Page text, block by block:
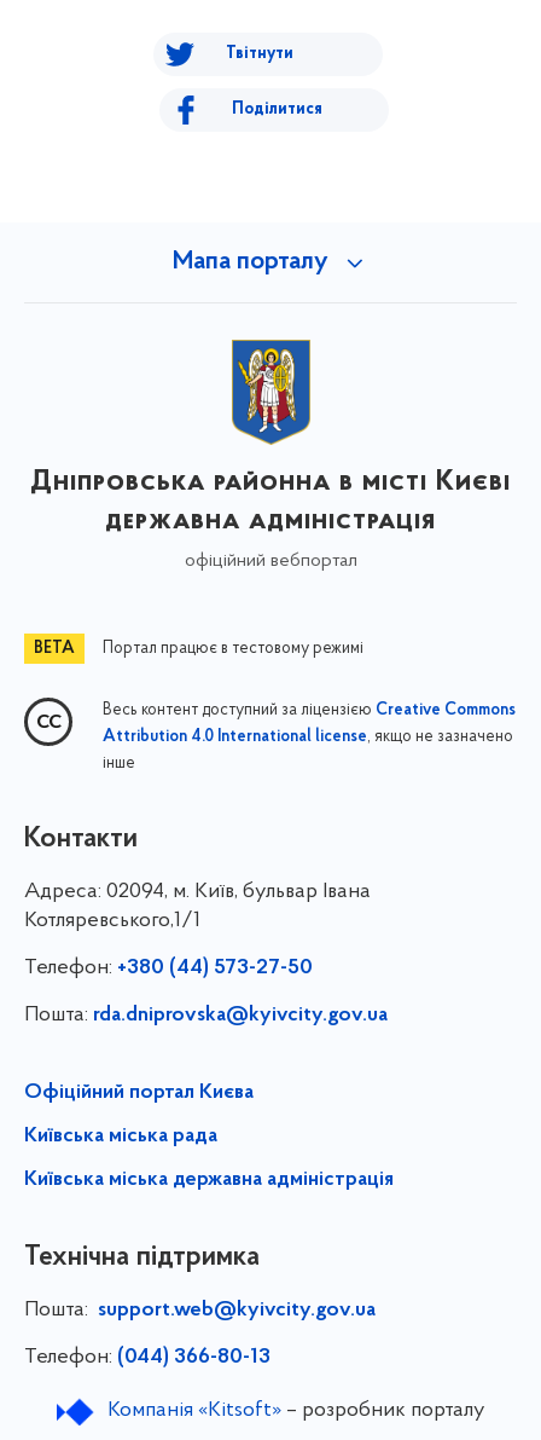
Твітнути
Поділитися
Мапа порталу
Дніпровська районна в місті Києві
державна адміністрація
офіційний вебпортал
Портал працює в тестовому режимі
Весь контент доступний за ліцензією Creative Commons
Attribution 4.0 International license, якщо не зазначено
інше
Контакти
Адреса: 02094, м. Київ, бульвар Івана
Котляревського,1/1
Телефон: +380 (44) 573-27-50
Пошта: rda.dniprovska@kyivcity.gov.ua
Офіційний портал Києва
Київська міська рада
Київська міська державна адміністрація
Технічна підтримка
Пошта: support.web@kyivcity.gov.ua
Телефон: (044) 366-80-13
Компанія «Kitsoft»– розробник порталу